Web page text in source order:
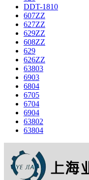
DDT-1810
607ZZ
627ZZ
629ZZ
608ZZ
629
626ZZ
63803
6903
6804
6705
6704
6904
63802
63804